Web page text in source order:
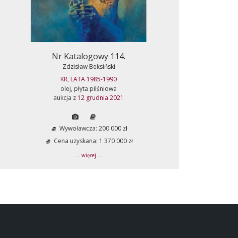
Nr Katalogowy 114.
Zdzisław Beksiński
KR, LATA 1985-1990
olej, płyta pilśniowa
aukcja z 12 grudnia 2021
Wywoławcza: 200 000 zł
Cena uzyskana: 1 370 000 zł
... więcej ...